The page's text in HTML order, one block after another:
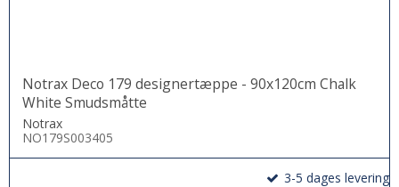
Notrax Deco 179 designertæppe - 90x120cm Chalk
White Smudsmåtte
Notrax
NO179S003405
3-5 dages levering